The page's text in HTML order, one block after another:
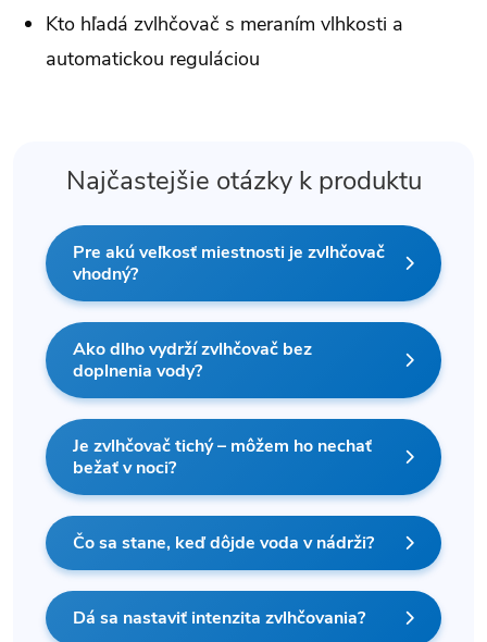
Kto hľadá zvlhčovač s meraním vlhkosti a
automatickou reguláciou
Najčastejšie otázky k produktu
Pre akú veľkosť miestnosti je zvlhčovač
vhodný?
Ako dlho vydrží zvlhčovač bez
doplnenia vody?
Je zvlhčovač tichý – môžem ho nechať
bežať v noci?
Čo sa stane, keď dôjde voda v nádrži?
Dá sa nastaviť intenzita zvlhčovania?